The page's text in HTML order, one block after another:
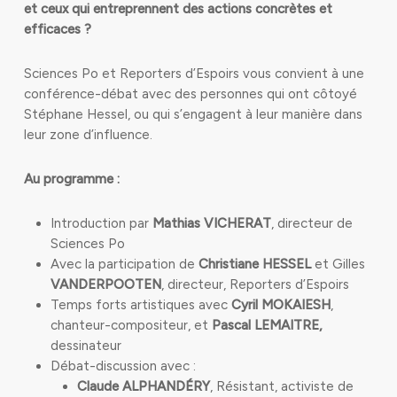
et ceux qui entreprennent des actions concrètes et
efficaces ?
Sciences Po et Reporters d’Espoirs vous convient à une
conférence-débat avec des personnes qui ont côtoyé
Stéphane Hessel, ou qui s’engagent à leur manière dans
leur zone d’influence.
Au programme :
Introduction par Mathias VICHERAT, directeur de
Sciences Po
Avec la participation de Christiane HESSELet Gilles
VANDERPOOTEN, directeur, Reporters d’Espoirs
Temps forts artistiques avec Cyril MOKAIESH,
chanteur-compositeur, et Pascal LEMAITRE,
dessinateur
Débat-discussion avec :
Claude ALPHANDÉRY, Résistant, activiste de